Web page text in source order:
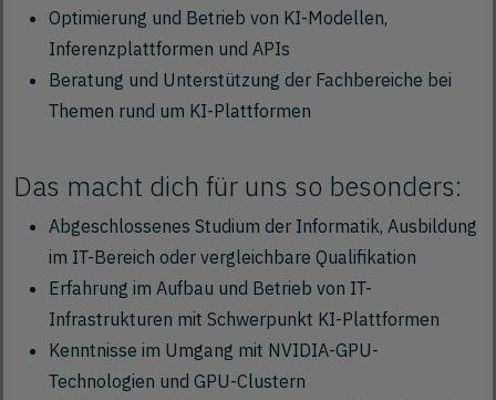
Optimierung und Betrieb von KI-Modellen,
Inferenzplattformen und APIs
Beratung und Unterstützung der Fachbereiche bei
Themen rund um KI-Plattformen
Das macht dich für uns so besonders:
Abgeschlossenes Studium der Informatik, Ausbildung
im IT-Bereich oder vergleichbare Qualifikation
Erfahrung im Aufbau und Betrieb von IT-
Infrastrukturen mit Schwerpunkt KI-Plattformen
Kenntnisse im Umgang mit NVIDIA-GPU-
Technologien und GPU-Clustern